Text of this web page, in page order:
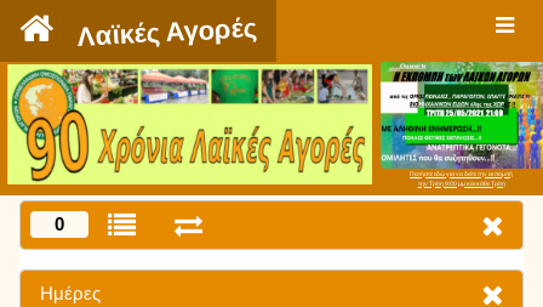
Λαϊκές Αγορές
Πατήστε εδώ για να δείτε την εκπομπή
την Τρίτη 9:00 μμ και κάθε Τρίτη
0
Ημέρες